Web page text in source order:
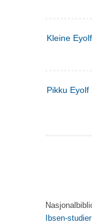
Kleine
Pikku
Ibsen-studier